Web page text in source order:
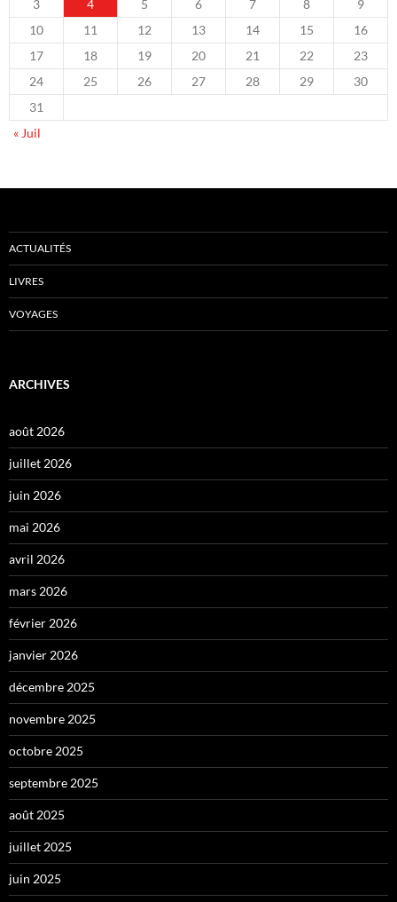
3 4 5 6 7 8
9
10
11 12 13 14 15
16
17
18 19 20 21 22
23
24
25 26 27 28 29
30
31
« Juil
ACTUALITÉS
LIVRES
VOYAGES
ARCHIVES
août 2026
juillet 2026
juin 2026
mai 2026
avril 2026
mars 2026
février 2026
janvier 2026
décembre 2025
novembre 2025
octobre 2025
septembre 2025
août 2025
juillet 2025
juin 2025